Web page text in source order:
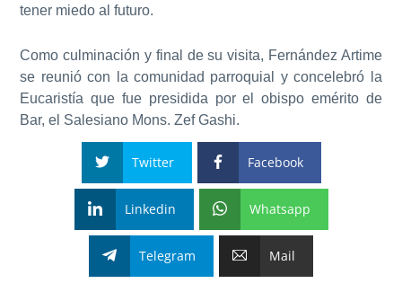
tener miedo al futuro.
Como culminación y final de su visita, Fernández Artime
se reunió con la comunidad parroquial y concelebró la
Eucaristía que fue presidida por el obispo emérito de
Bar, el Salesiano Mons. Zef Gashi.
Twitter Facebook
Linkedin Whatsapp
Telegram Mail